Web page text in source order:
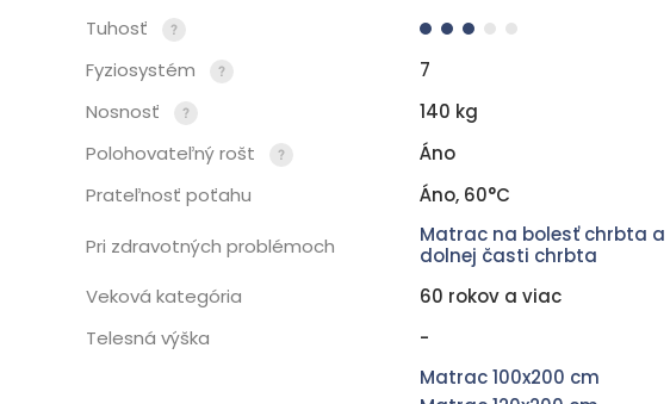
Tuhosť
Fyziosystém
7
Nosnosť
140 kg
Polohovateľný rošt
Áno
Prateľnosť poťahu
Áno, 60°C
Pri zdravotných problémoch
Matrac na bolesť chrbta a
dolnej časti chrbta
Veková kategória
60 rokov a viac
Telesná výška
-
Matrac 100x200 cm